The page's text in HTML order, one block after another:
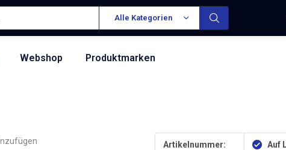
Alle Kategorien
Webshop Produktmarken
Artikelnummer:
Auf